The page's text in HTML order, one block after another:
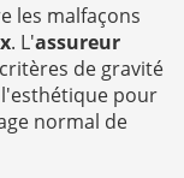
les malfaçons
. L'assureur
de gravité
pour
normal de